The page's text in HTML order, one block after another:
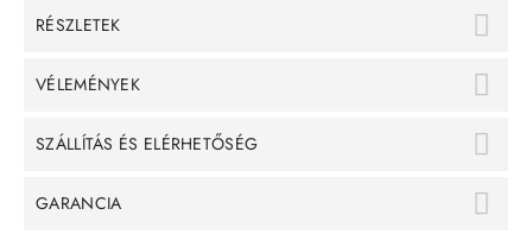
RÉSZLETEK
VÉLEMÉNYEK
SZÁLLÍTÁS ÉS ELÉRHETŐSÉG
GARANCIA